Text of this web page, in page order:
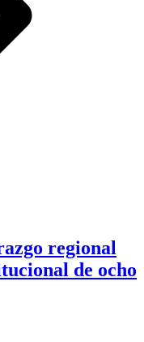
regional
de ocho